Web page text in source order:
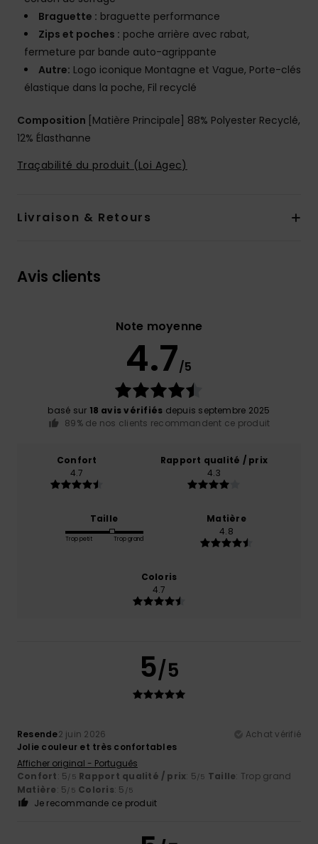
Braguette : braguette performance
Zips et poches : poche arrière avec rabat,
fermeture par bande auto-agrippante
Autre: Logo iconique Montagne et Vague, Porte-clés
élastique dans la poche, Fil recyclé
Composition [Matière Principale] 88% Polyester Recyclé,
12% Élasthanne
Traçabilité du produit (Loi Agec)
Livraison & Retours
Avis clients
Note moyenne
4.7/5
basé sur 18 avis vérifiés depuis septembre 2025
89% de nos clients recommandent ce produit
Confort
4.7
Rapport qualité / prix
4.3
Taille
Trop petit Trop grand
Matière
4.8
Coloris
4.7
5/5
Resende2 juin 2026
Achat vérifié
Jolie couleur et très confortables
Afficher original - Português
Confort: 5/5 Rapport qualité / prix: 5/5 Taille: Trop grand
Matière: 5/5 Coloris: 5 /5
Je recommande ce produit